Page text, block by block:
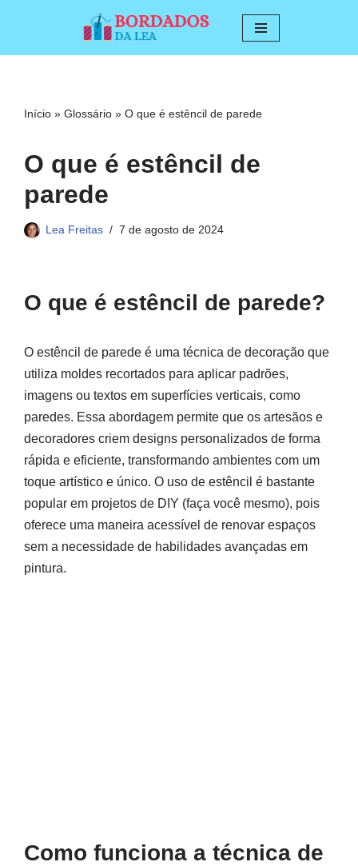
conteúdo
Início » Glossário » O que é estêncil de parede
O que é estêncil de
parede
Lea Freitas 7 de agosto de 2024
O que é estêncil de parede?
O estêncil de parede é uma técnica de decoração que
utiliza moldes recortados para aplicar padrões,
imagens ou textos em superfícies verticais, como
paredes. Essa abordagem permite que os artesãos e
decoradores criem designs personalizados de forma
rápida e eficiente, transformando ambientes com um
toque artístico e único. O uso de estêncil é bastante
popular em projetos de DIY (faça você mesmo), pois
oferece uma maneira acessível de renovar espaços
sem a necessidade de habilidades avançadas em
pintura.
Como funciona a técnica de